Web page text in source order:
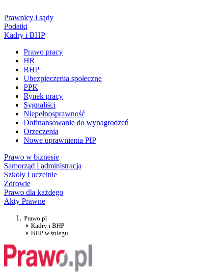
Prawnicy i sądy
Podatki
Kadry i BHP
Prawo pracy
HR
BHP
Ubezpieczenia społeczne
PPK
Rynek pracy
Sygnaliści
Niepełnosprawność
Dofinansowanie do wynagrodzeń
Orzeczenia
Nowe uprawnienia PIP
Prawo w biznesie
Samorząd i administracja
Szkoły i uczelnie
Zdrowie
Prawo dla każdego
Akty Prawne
Prawo.pl
Kadry i BHP
BHP w śniegu